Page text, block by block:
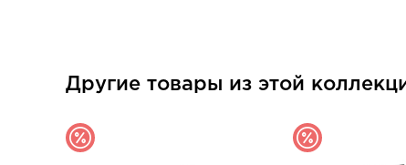
Другие товары из этой